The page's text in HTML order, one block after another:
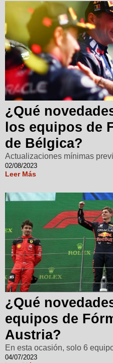
¿Qué
los equipos de
de Bélgica?
Actualizaciones mínimas
02/08/2023
Leer Más
¿Qué
equipos de
Austria?
En esta ocasión, solo 6
04/07/2023